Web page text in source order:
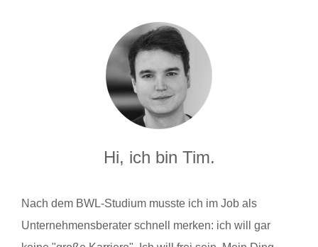
Hi, ich bin Tim.
Nach dem BWL-Studium musste ich im Job als
Unternehmensberater schnell merken: ich will gar